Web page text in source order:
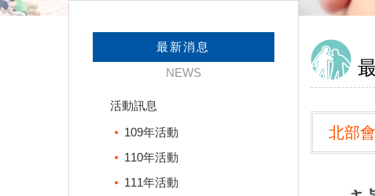
最新消息
NEWS
活動訊息
109年活動
110年活動
111年活動
北部